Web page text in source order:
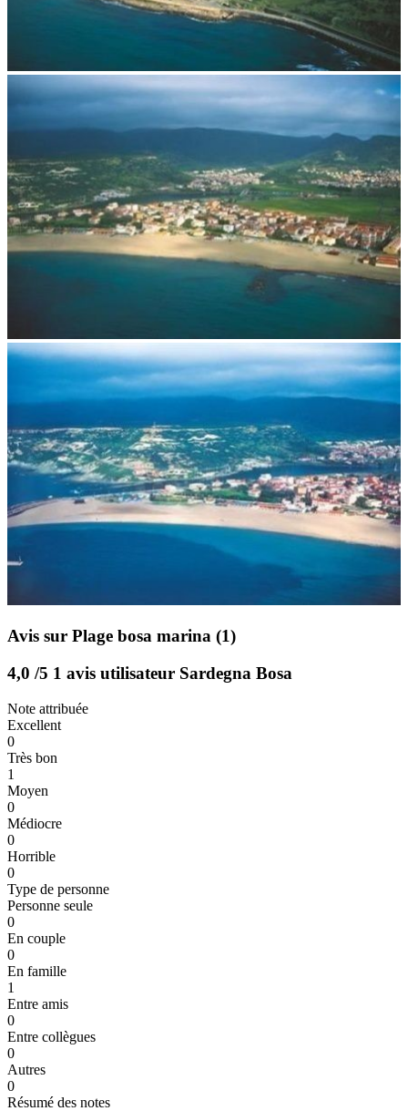
Avis sur Plage bosa marina (1)
4,0 /5 1 avis utilisateur Sardegna Bosa
Note attribuée
Excellent
0
Très bon
1
Moyen
0
Médiocre
0
Horrible
0
Type de personne
Personne seule
0
En couple
0
En famille
1
Entre amis
0
Entre collègues
0
Autres
0
Résumé des notes